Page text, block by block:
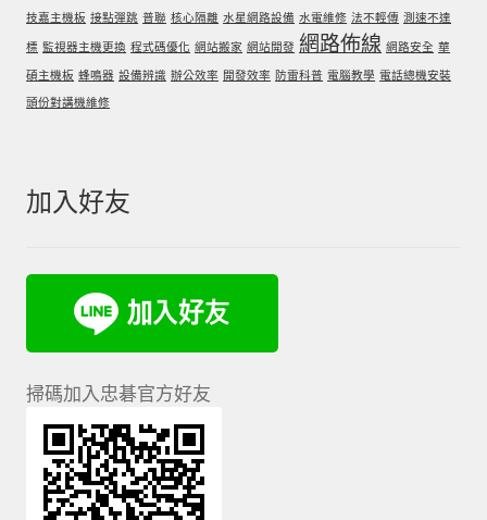
技嘉主機板 接點彈跳 普聯 核心隔離 水星網路設備 水電維修 法不輕傳 測速不達
標 監視器主機更換 程式碼優化 網站搬家 網站開發 網路佈線 網路安全 華
碩主機板 蜂鳴器 設備辨識 辦公效率 開發效率 防雷科普 電腦教學 電話總機安裝
頭份對講機維修
加入好友
掃碼加入忠碁官方好友